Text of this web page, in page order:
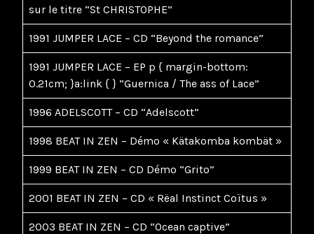
sur le titre “St CHRISTOPHE”
1991 JUMPER LACE – CD “Beyond the romance”
1991 JUMPER LACE – EP p { margin-bottom:
0.21cm; }a:link { } “Guernica / The ass of Lace”
1996 ADELSCOTT – CD “Adelscott”
1998 BEAT IN ZEN – Démo « Kätakomba kombät »
1999 BEAT IN ZEN – CD Démo “Grito”
2001 BEAT IN ZEN – CD « Rëal Instinct Coïtus »
2003 BEAT IN ZEN – CD “Ocean captive”